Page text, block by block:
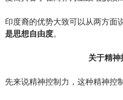
印度裔的优势大致可以从两方面
是思想自由度。
关于精神
先来说精神控制力，这种精神控